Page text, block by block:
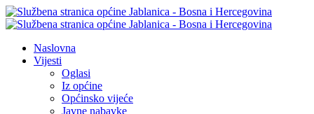
Naslovna
Vijesti
Oglasi
Iz općine
Općinsko vijeće
Javne nabavke